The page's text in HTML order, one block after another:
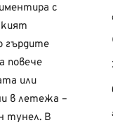
с
гърдите
повече
или
в летежа –
тунел. В